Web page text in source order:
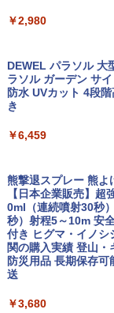
山と溪谷 2026年8月
￥1,540
￥1,540
AIRLINE（エアライ
集】ボーイング110周
￥1,760
地球の歩き方 スター
￥2,695
ァキア 2026～2027
パ
￥2,277
新しい日本地理 地
解く (講談社現代新書)
￥1,540
人用 折りたたみ 防
￥4,980
テント ワンタッチ
￥5,999
[キャンパーズコレク
広げるだけ パッとサ
ーティング フルク
簡単設置 ポップア
ュ(BC仕様) PATC-
￥9,990
￥2,980
DEWEL パラソル 大
ラソル ガーデン サ
防水 UVカット 4段
き
￥6,459
熊撃退スプレー 熊よ
【日本企業販売】超
0ml（連続噴射30秒
秒）射程5～10m 安
付き ヒグマ・イノシ
関の購入実績 登山・
防災用品 長期保存
送
￥3,680